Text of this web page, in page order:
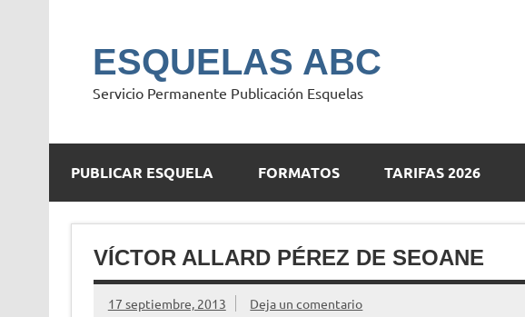
ESQUELAS ABC
Servicio Permanente Publicación Esquelas
PUBLICAR ESQUELA FORMATOS TARIFAS 2026
VÍCTOR ALLARD PÉREZ DE SEOANE
17 septiembre, 2013 Deja un comentario